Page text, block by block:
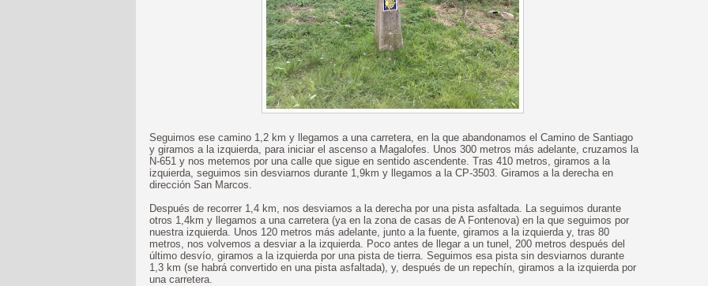
Seguimos ese camino 1,2 km y llegamos a una carretera, en la que abandonamos el Camino de Santiago
y giramos a la izquierda, para iniciar el ascenso a Magalofes. Unos 300 metros más adelante, cruzamos la
N-651 y nos metemos por una calle que sigue en sentido ascendente. Tras 410 metros, giramos a la
izquierda, seguimos sin desviarnos durante 1,9km y llegamos a la CP-3503. Giramos a la derecha en
dirección San Marcos.
Después de recorrer 1,4 km, nos desviamos a la derecha por una pista asfaltada. La seguimos durante
otros 1,4km y llegamos a una carretera (ya en la zona de casas de A Fontenova) en la que seguimos por
nuestra izquierda. Unos 120 metros más adelante, junto a la fuente, giramos a la izquierda y, tras 80
metros, nos volvemos a desviar a la izquierda. Poco antes de llegar a un tunel, 200 metros después del
último desvío, giramos a la izquierda por una pista de tierra. Seguimos esa pista sin desviarnos durante
1,3 km (se habrá convertido en una pista asfaltada), y, después de un repechín, giramos a la izquierda por
una carretera.